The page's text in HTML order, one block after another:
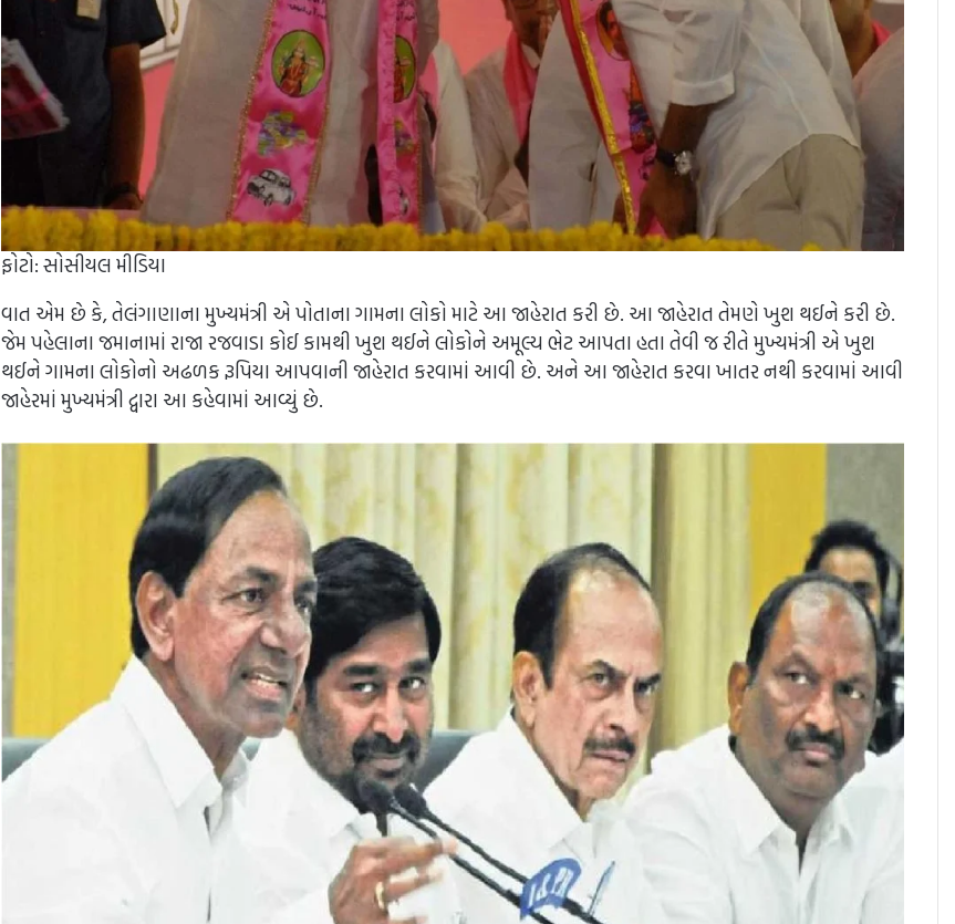
ફોટો: સોસીયલ મીડિયા
વાત એમ છે કે, તેલંગાણાના મુખ્યમંત્રી એ પોતાના ગામના લોકો માટે આ જાહેરાત કરી છે. આ જાહેરાત તેમણે ખુશ થઈને કરી છે.
જેમ પહેલાના જમાનામાં રાજા રજવાડા કોઈ કામથી ખુશ થઈને લોકોને અમૂલ્ય ભેટ આપતા હતા તેવી જ રીતે મુખ્યમંત્રી એ ખુશ
થઈને ગામના લોકોનો અઢળક રૂપિયા આપવાની જાહેરાત કરવામાં આવી છે. અને આ જાહેરાત કરવા ખાતર નથી કરવામાં આવી
જાહેરમાં મુખ્યમંત્રી દ્વારા આ કહેવામાં આવ્યું છે.